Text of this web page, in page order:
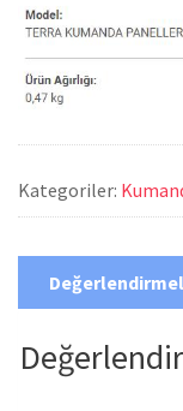
Kategoriler: